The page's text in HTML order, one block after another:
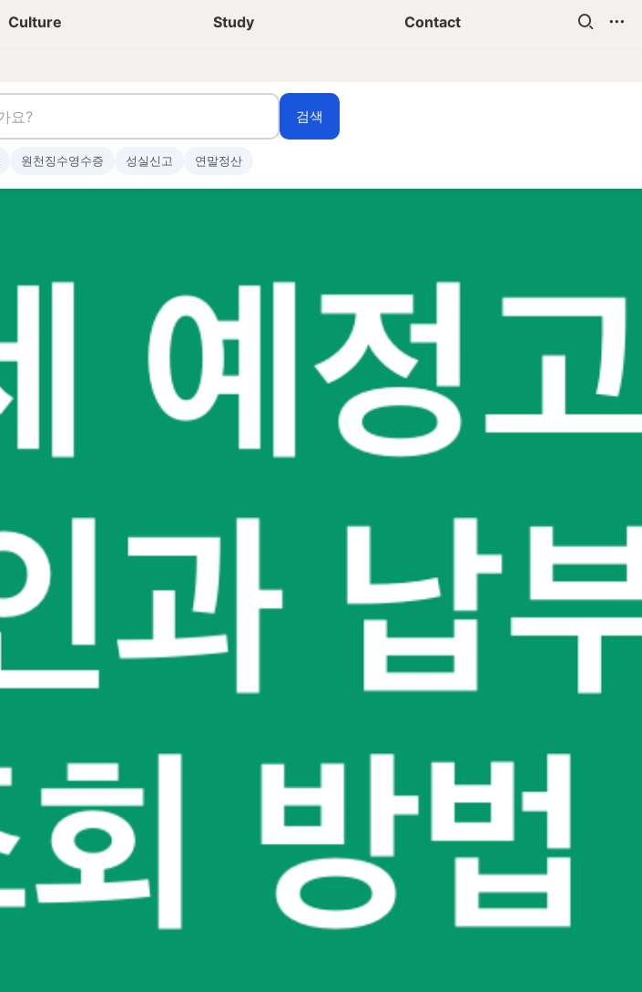
Culture Study Contact
청년들 일상
검색
원천징수영수증 성실신고 연말정산